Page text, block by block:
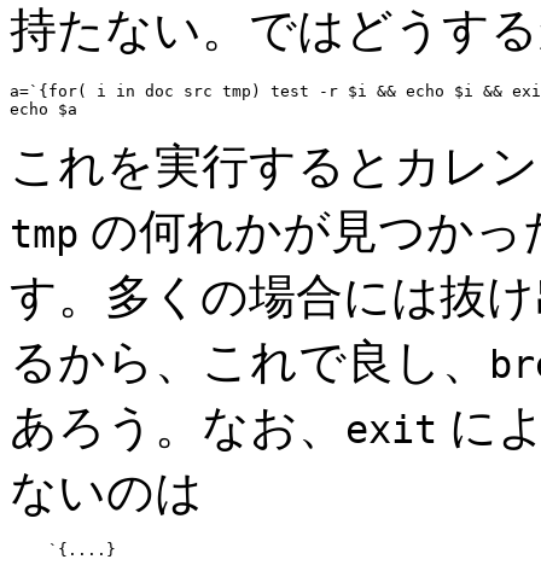
持たない。ではどうす
a=`{for( i in doc src tmp) test -r $i && echo $i &&
これを実行するとカレ
tmp の何れかが見つか
す。多くの場合には抜
るから、これで良し、
あろう。なお、 exit に
ないのは